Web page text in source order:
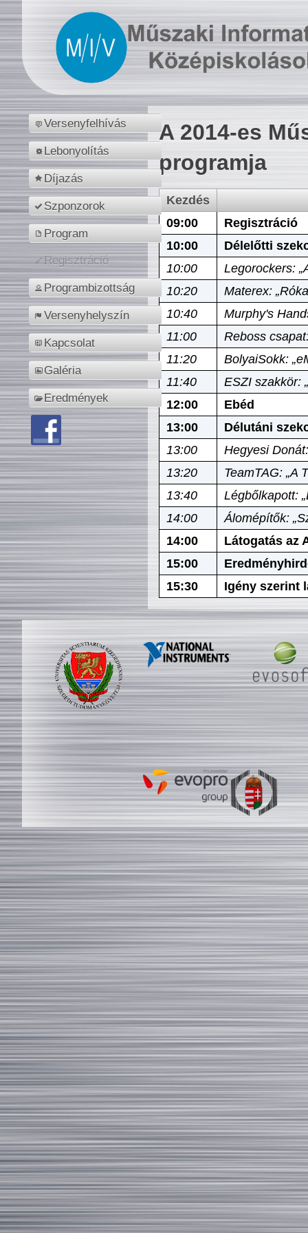
Versenyfelhívás
Lebonyolítás
Díjazás
Szponzorok
Program
Regisztráció
Programbizottság
Versenyhelyszín
Kapcsolat
Galéria
Eredmények
A 2014-es
programja
Kezdés
09:00
Regisztráció
10:00
Délelőtti
10:00
Legorockers:
10:20
Materex:
10:40
Murphy's
11:00
Reboss
11:20
BolyaiSokk:
11:40
ESZI szakkör:
12:00
Ebéd
13:00
Délutáni
13:00
Hegyesi
13:20
TeamTAG: „A
13:40
Légbőlkapott:
14:00
Álomépítők:
14:00
Látogatás az
15:00
15:30
Igény szerint